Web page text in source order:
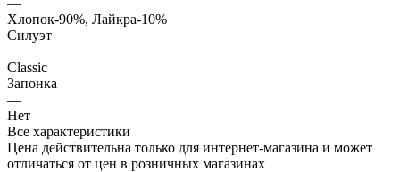
Хлопок-90%, Лайкра-10%
Силуэт
—
Classic
Запонка
—
Нет
Все характеристики
Цена действительна только для интернет-магазина и может
отличаться от цен в розничных магазинах